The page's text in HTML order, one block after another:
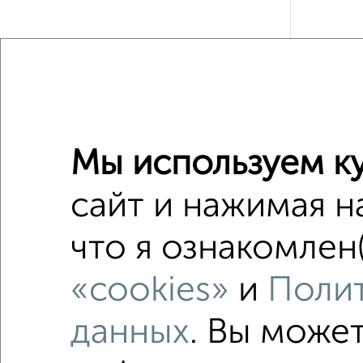
Поиск по
в
Мы используем
сайт и нажимая
что я
«cookies» и
данных. Вы